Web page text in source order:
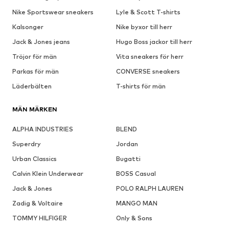
Nike Sportswear sneakers
Lyle & Scott T-shirts
Kalsonger
Nike byxor till herr
Jack & Jones jeans
Hugo Boss jackor till herr
Tröjor för män
Vita sneakers för herr
Parkas för män
CONVERSE sneakers
Läderbälten
T-shirts för män
MÄN MÄRKEN
ALPHA INDUSTRIES
BLEND
Superdry
Jordan
Urban Classics
Bugatti
Calvin Klein Underwear
BOSS Casual
Jack & Jones
POLO RALPH LAUREN
Zadig & Voltaire
MANGO MAN
TOMMY HILFIGER
Only & Sons